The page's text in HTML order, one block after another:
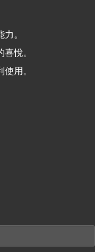
。
悅。
用。